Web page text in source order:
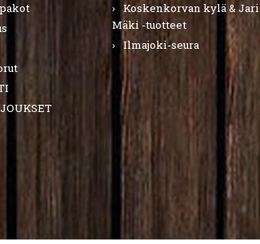
Koskenkorvan kylä & Jari
Mäki -tuotteet
Ilmajoki-seura